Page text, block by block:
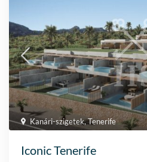
Kanári-szigetek,Tenerife
Iconic Tenerife